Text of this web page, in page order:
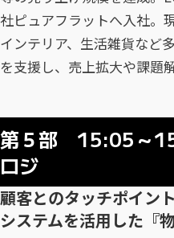
社ピュアフラットへ入社。
インテリア、生活雑貨など
を支援し、売上拡大や課題
第５部 15:05～
ロジ
顧客とのタッチポイン
システムを活用した『